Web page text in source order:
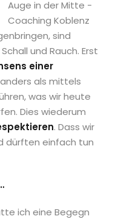
sind
und Rauch. Erst
einer
als mittels
was wir heute
Dies wiederum
. Dass wir
dürften einfach tun
ich eine Begegn